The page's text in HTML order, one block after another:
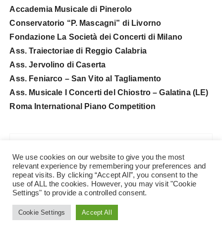
Accademia Musicale di Pinerolo
Conservatorio “P. Mascagni” di Livorno
Fondazione La Società dei Concerti di Milano
Ass. Traiectoriae di Reggio Calabria
Ass. Jervolino di Caserta
Ass. Feniarco – San Vito al Tagliamento
Ass. Musicale I Concerti del Chiostro – Galatina (LE)
Roma International Piano Competition
ARTICOLO PRECEDENTE
77MA STAGIONE LIRICA SPERIMENTALE<br>DI
SPOLETO E DELL’UMBRIA
We use cookies on our website to give you the most
relevant experience by remembering your preferences and
repeat visits. By clicking “Accept All”, you consent to the
use of ALL the cookies. However, you may visit "Cookie
Settings" to provide a controlled consent.
Cookie Settings Accept All